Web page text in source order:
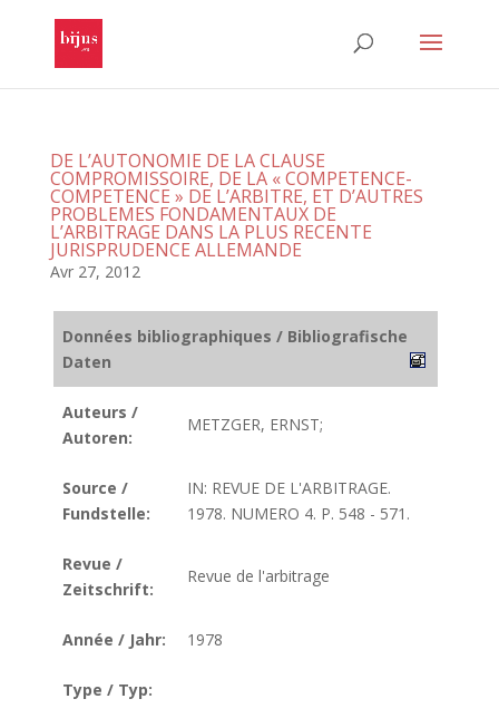
DE L’AUTONOMIE DE LA CLAUSE
COMPROMISSOIRE, DE LA « COMPETENCE-
COMPETENCE » DE L’ARBITRE, ET D’AUTRES
PROBLEMES FONDAMENTAUX DE
L’ARBITRAGE DANS LA PLUS RECENTE
JURISPRUDENCE ALLEMANDE
Avr 27, 2012
Données bibliographiques / Bibliografische
Daten
Auteurs /
Autoren:
METZGER, ERNST;
Source /
Fundstelle:
IN: REVUE DE L'ARBITRAGE.
1978. NUMERO 4. P. 548 - 571.
Revue /
Zeitschrift:
Revue de l'arbitrage
Année / Jahr: 1978
Type / Typ: